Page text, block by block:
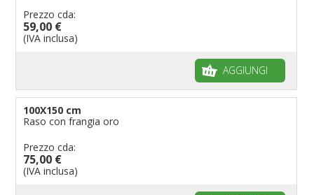
Prezzo cda:
59,00 €
(IVA inclusa)
AGGIUNGI
100X150 cm
Raso con frangia oro
Prezzo cda:
75,00 €
(IVA inclusa)